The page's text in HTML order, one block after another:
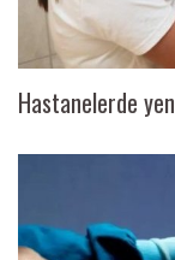
Hastanelerde